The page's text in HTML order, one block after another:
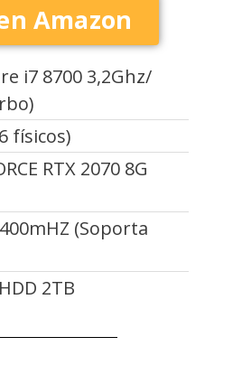
Amazon
i7 8700 3,2Ghz/
físicos)
RTX 2070 8G
(Soporta
2TB